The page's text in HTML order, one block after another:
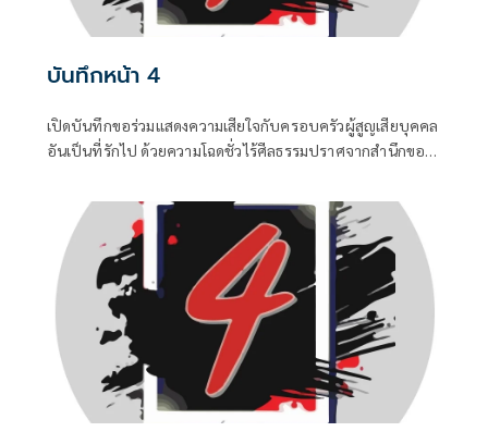
บันทึกหน้า 4
เปิดบันทึกขอร่วมแสดงความเสียใจกับครอบครัวผู้สูญเสียบุคคล
อันเป็นที่รักไป ด้วยความโฉดชั่วไร้ศีลธรรมปราศจากสำนึกของ